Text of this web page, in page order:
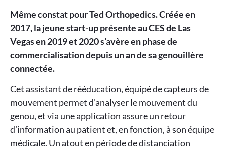
Même constat pour Ted Orthopedics. Créée en
2017, la jeune start-up présente au CES de Las
Vegas en 2019 et 2020 s’avère en phase de
commercialisation depuis un an de sa genouillère
connectée.
Cet assistant de rééducation, équipé de capteurs de
mouvement permet d’analyser le mouvement du
genou, et via une application assure un retour
d’information au patient et, en fonction, à son équipe
médicale. Un atout en période de distanciation